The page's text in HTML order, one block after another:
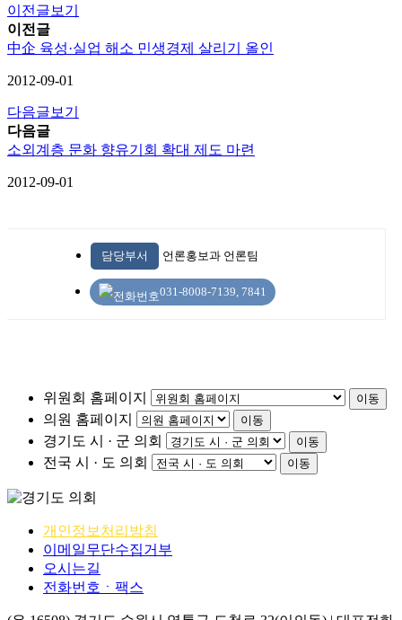
이전글보기
이전글
中企 육성·실업 해소 민생경제 살리기 올인
2012-09-01
다음글보기
다음글
소외계층 문화 향유기회 확대 제도 마련
2012-09-01
담당부서 언론홍보과 언론팀
031-8008-7139, 7841
위원회 홈페이지 이동
의원 홈페이지 이동
경기도 시 · 군 의회 이동
전국 시 · 도 의회 이동
개인정보처리방침
이메일무단수집거부
오시는길
전화번호ㆍ팩스